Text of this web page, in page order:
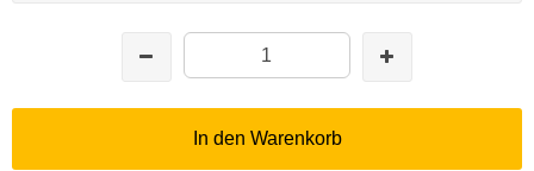
In den Warenkorb